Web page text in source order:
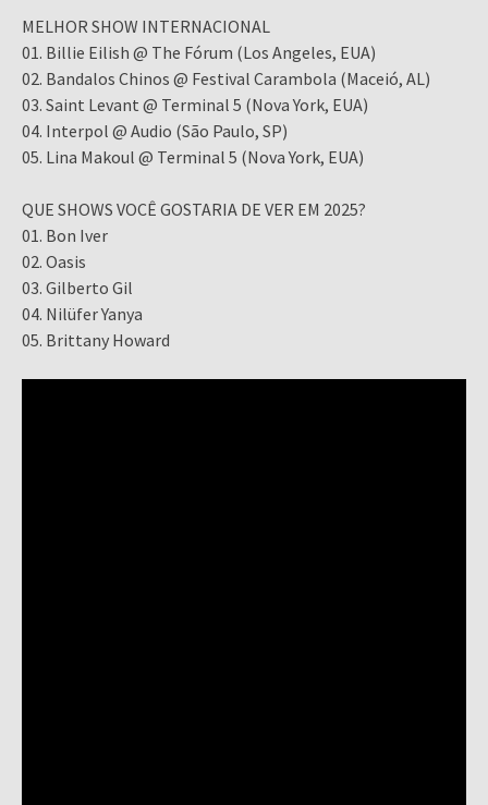
MELHOR SHOW INTERNACIONAL
01. Billie Eilish @ The Fórum (Los Angeles, EUA)
02. Bandalos Chinos @ Festival Carambola (Maceió, AL)
03. Saint Levant @ Terminal 5 (Nova York, EUA)
04. Interpol @ Audio (São Paulo, SP)
05. Lina Makoul @ Terminal 5 (Nova York, EUA)
QUE SHOWS VOCÊ GOSTARIA DE VER EM 2025?
01. Bon Iver
02. Oasis
03. Gilberto Gil
04. Nilüfer Yanya
05. Brittany Howard